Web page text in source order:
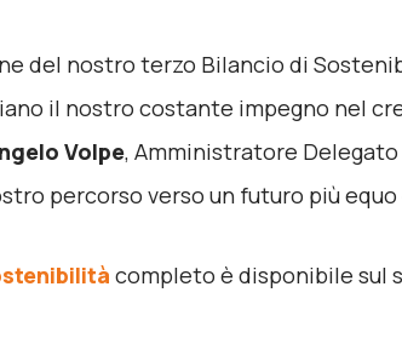
del nostro terzo Bilancio di
il nostro costante impegno nel
Volpe, Amministratore
percorso verso un futuro più
completo è disponibile sul